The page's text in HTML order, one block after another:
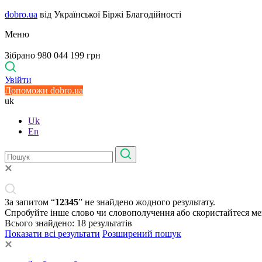
dobro.ua від Української Біржі Благодійності
Меню
Зібрано 980 044 199 грн
Увійти
Допоможи dobro.ua
uk
Uk
En
За запитом “12345” не знайдено жодного результату.
Спробуйте інше слово чи словополучення або скористайтеся
Всього знайдено: 18 результатів
Показати всі результати Розширений пошук